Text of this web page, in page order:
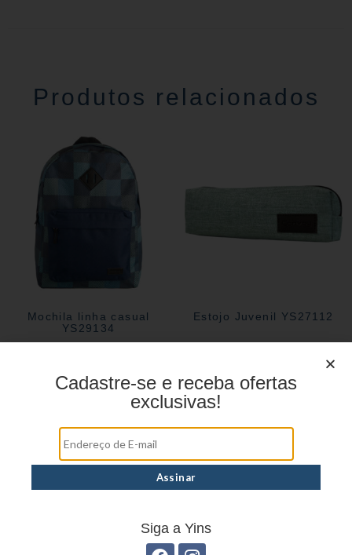
Produtos relacionados
Mochila linha casual
YS29134
Estojo Juvenil YS27112
Cadastre-se e receba ofertas
exclusivas!
Siga a Yins